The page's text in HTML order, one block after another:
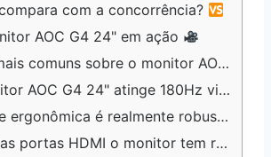
com a concorrência?
AOC G4 24" em ação
comuns sobre o monitor AOC G4 24"
G4 24" atinge 180Hz via HDMI ou só por DisplayPort?
é realmente robusta ou fica frouxa com o tempo?
portas HDMI o monitor tem realmente?